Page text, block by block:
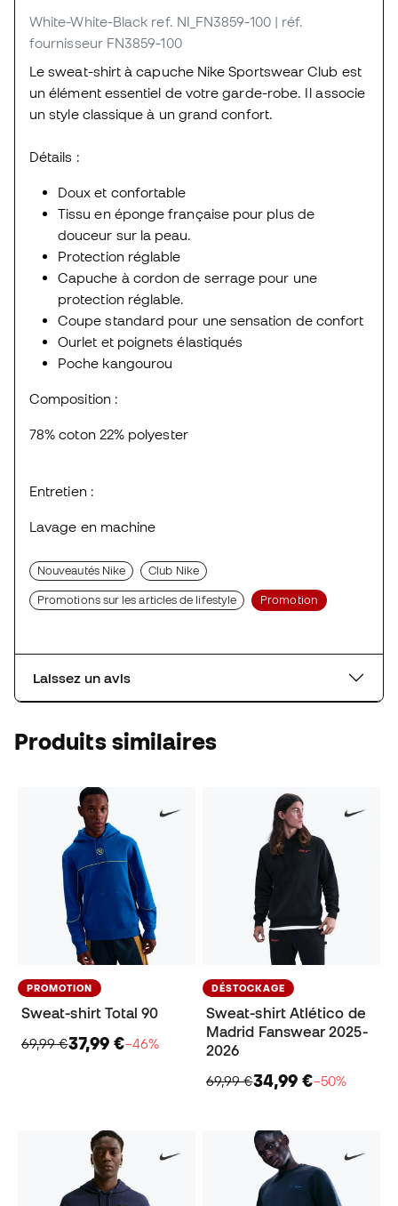
White-White-Black ref. NI_FN3859-100 | réf.
fournisseur FN3859-100
Le sweat-shirt à capuche Nike Sportswear Club est
un élément essentiel de votre garde-robe. Il associe
un style classique à un grand confort.
Détails :
Doux et confortable
Tissu en éponge française pour plus de
douceur sur la peau.
Protection réglable
Capuche à cordon de serrage pour une
protection réglable.
Coupe standard pour une sensation de confort
Ourlet et poignets élastiqués
Poche kangourou
Composition :
78% coton 22% polyester
Entretien :
Lavage en machine
Nouveautés Nike Club Nike
Promotions sur les articles de lifestyle Promotion
Laissez un avis
Produits similaires
PROMOTION
Sweat-shirt Total 90
69,99 €37,99 €−46%
DÉSTOCKAGE
Sweat-shirt Atlético de
Madrid Fanswear 2025-
2026
69,99 €34,99 €−50%